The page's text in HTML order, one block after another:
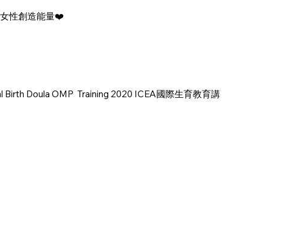
性創造能量❤️
Doula OMP Training 2020 ICEA國際生育教育講